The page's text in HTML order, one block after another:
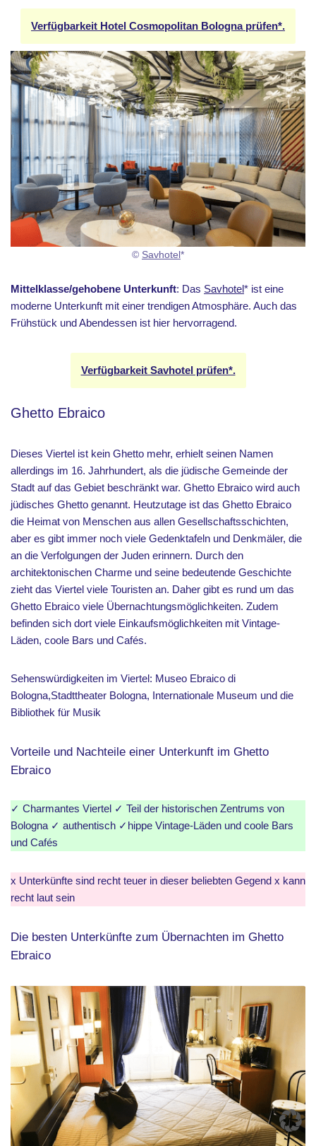
Verfügbarkeit Hotel Cosmopolitan Bologna prüfen*.
© Savhotel *
Mittelklasse/gehobene Unterkunft: Das Savhotel* ist eine
moderne Unterkunft mit einer trendigen Atmosphäre. Auch das
Frühstück und Abendessen ist hier hervorragend.
Verfügbarkeit Savhotel prüfen*.
Ghetto Ebraico
Dieses Viertel ist kein Ghetto mehr, erhielt seinen Namen
allerdings im 16. Jahrhundert, als die jüdische Gemeinde der
Stadt auf das Gebiet beschränkt war. Ghetto Ebraico wird auch
jüdisches Ghetto genannt. Heutzutage ist das Ghetto Ebraico
die Heimat von Menschen aus allen Gesellschaftsschichten,
aber es gibt immer noch viele Gedenktafeln und Denkmäler, die
an die Verfolgungen der Juden erinnern. Durch den
architektonischen Charme und seine bedeutende Geschichte
zieht das Viertel viele Touristen an. Daher gibt es rund um das
Ghetto Ebraico viele Übernachtungsmöglichkeiten. Zudem
befinden sich dort viele Einkaufsmöglichkeiten mit Vintage-
Läden, coole Bars und Cafés.
Sehenswürdigkeiten im Viertel: Museo Ebraico di
Bologna,Stadttheater Bologna, Internationale Museum und die
Bibliothek für Musik
Vorteile und Nachteile einer Unterkunft im Ghetto
Ebraico
✓ Charmantes Viertel ✓ Teil der historischen Zentrums von
Bologna ✓ authentisch ✓hippe Vintage-Läden und coole Bars
und Cafés
x Unterkünfte sind recht teuer in dieser beliebten Gegend x kann
recht laut sein
Die besten Unterkünfte zum Übernachten im Ghetto
Ebraico